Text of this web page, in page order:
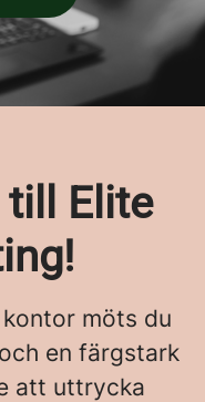
mer innehåll
Elite
möts du
en färgstark
att uttrycka